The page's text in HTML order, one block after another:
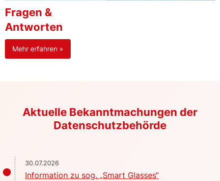
Fragen &
Antworten
Mehr erfahren »
Aktuelle Bekanntmachungen der
Datenschutzbehörde
30.07.2026
Information zu sog. „Smart Glasses“